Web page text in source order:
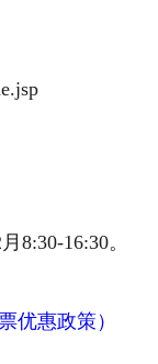
16:30。
优惠政策）